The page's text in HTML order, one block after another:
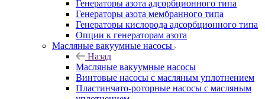
Генераторы азота адсорбционного типа
Генераторы азота мембранного типа
Генераторы кислорода адсорбционного типа
Опции к генераторам азота
Масляные вакуумные насосы
Назад
Масляные вакуумные насосы
Винтовые насосы с масляным уплотнением
Пластинчато-роторные насосы с масляным